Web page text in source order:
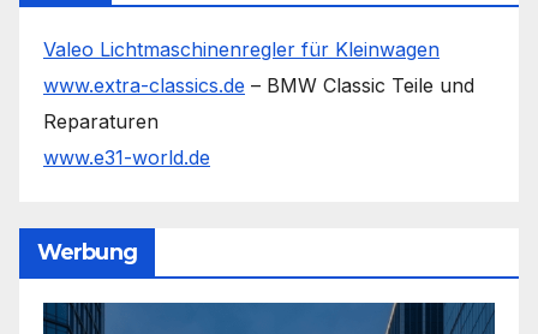
Valeo Lichtmaschinenregler für Kleinwagen
www.extra-classics.de – BMW Classic Teile und
Reparaturen
www.e31-world.de
Werbung